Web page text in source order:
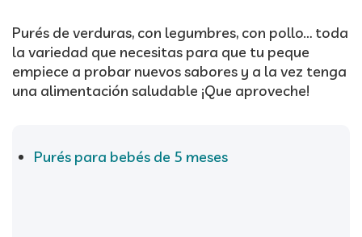
Purés de verduras, con legumbres, con pollo… toda
la variedad que necesitas para que tu peque
empiece a probar nuevos sabores y a la vez tenga
una alimentación saludable ¡Que aproveche!
Purés para bebés de 5 meses